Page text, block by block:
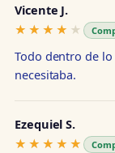
Vicente J.
★★★★★
★★★★★
Todo dentro de
necesitaba.
Ezequiel S.
★★★★★
★★★★★